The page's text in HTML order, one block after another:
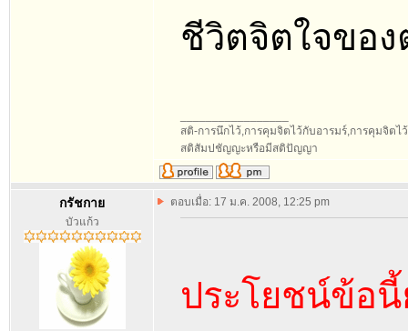
ชีวิตจิตใจของ
สติ-การนึกไว้,การคุมจิตไว้กับอารมร์,การคุมจิต
สติสัมปชัญญะหรือมีสติปัญญา
กรัชกาย
บัวแก้ว
ตอบเมื่อ: 17 ม.ค. 2008, 12:25 pm
ประโยชน์ข้อ